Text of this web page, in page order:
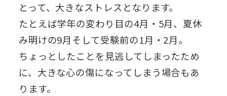
とって、大きなストレスとなります。
たとえば学年の変わり目の4月・5月、夏休
み明けの9月そして受験前の1月・2月。
ちょっとしたことを見逃してしまったため
に、大きな心の傷になってしまう場合もあ
ります。